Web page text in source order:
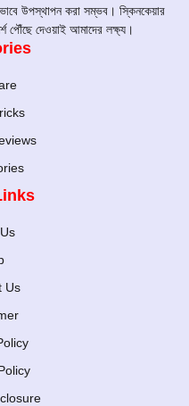
উপস্থাপন করা সম্ভব। স্কিনকেয়ার
পৌঁছে দেওয়াই আমাদের লক্ষ্য।
Us